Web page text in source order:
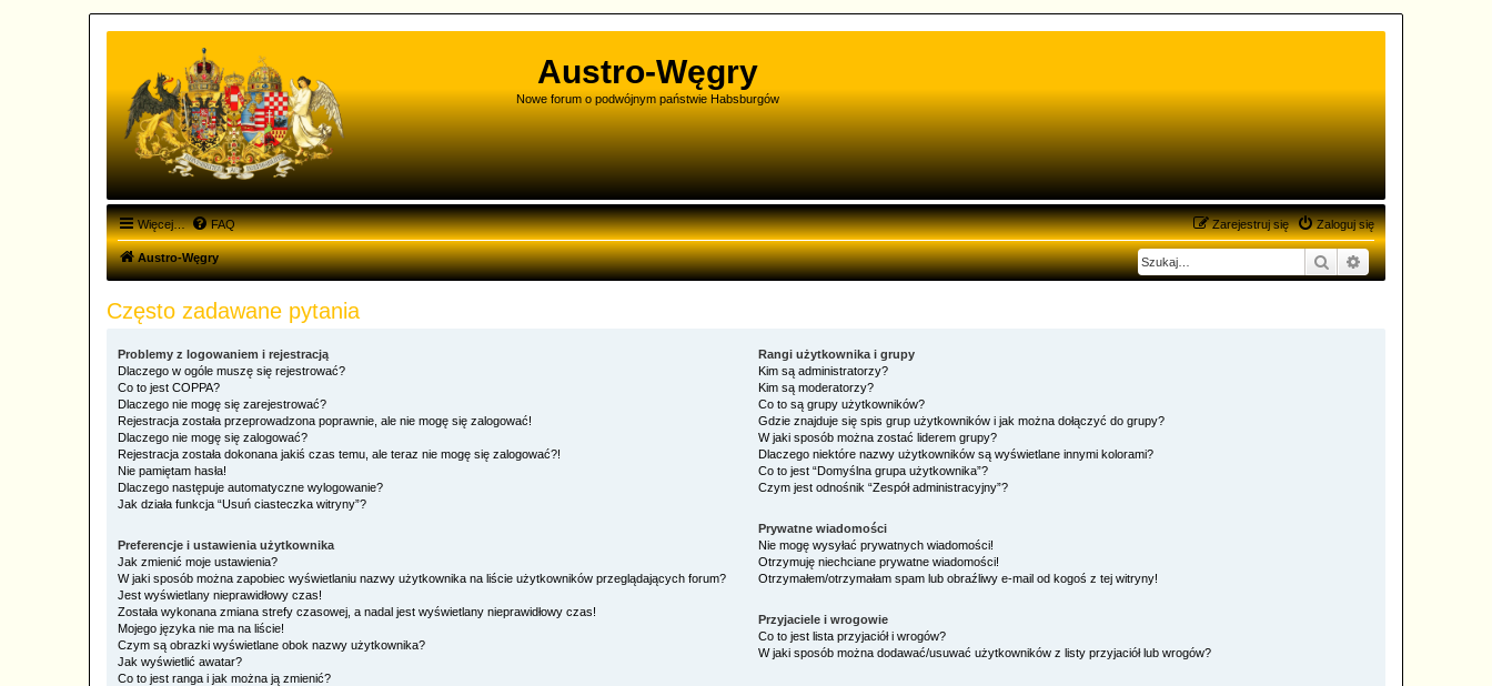
Austro-Węgry
Nowe forum o podwójnym państwie Habsburgów
Więcej… FAQ Zaloguj się
Zarejestruj się
Austro-Węgry SzukajWyszukiwanie
Często zadawane pytania
Problemy z logowaniem i rejestracją
Dlaczego w ogóle muszę się rejestrować?
Co to jest COPPA?
Dlaczego nie mogę się zarejestrować?
Rejestracja została przeprowadzona poprawnie, ale nie mogę się zalogować!
Dlaczego nie mogę się zalogować?
Rejestracja została dokonana jakiś czas temu, ale teraz nie mogę się zalogować?!
Nie pamiętam hasła!
Dlaczego następuje automatyczne wylogowanie?
Jak działa funkcja “Usuń ciasteczka witryny”?
Preferencje i ustawienia użytkownika
Jak zmienić moje ustawienia?
W jaki sposób można zapobiec wyświetlaniu nazwy użytkownika na liście użytkowników przeglądających forum?
Jest wyświetlany nieprawidłowy czas!
Została wykonana zmiana strefy czasowej, a nadal jest wyświetlany nieprawidłowy czas!
Mojego języka nie ma na liście!
Czym są obrazki wyświetlane obok nazwy użytkownika?
Jak wyświetlić awatar?
Co to jest ranga i jak można ją zmienić?
Rangi użytkownika i grupy
Kim są administratorzy?
Kim są moderatorzy?
Co to są grupy użytkowników?
Gdzie znajduje się spis grup użytkowników i jak można dołączyć do grupy?
W jaki sposób można zostać liderem grupy?
Dlaczego niektóre nazwy użytkowników są wyświetlane innymi kolorami?
Co to jest “Domyślna grupa użytkownika”?
Czym jest odnośnik “Zespół administracyjny”?
Prywatne wiadomości
Nie mogę wysyłać prywatnych wiadomości!
Otrzymuję niechciane prywatne wiadomości!
Otrzymałem/otrzymałam spam lub obraźliwy e-mail od kogoś z tej witryny!
Przyjaciele i wrogowie
Co to jest lista przyjaciół i wrogów?
W jaki sposób można dodawać/usuwać użytkowników z listy przyjaciół lub wrogów?